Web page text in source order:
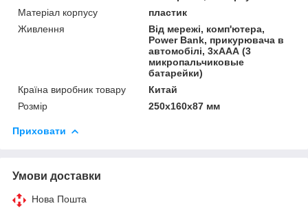
Матеріал корпусу
пластик
Живлення
Від мережі, комп'ютера,
Power Bank, прикурювача в
автомобілі, 3хААА (3
микропальчиковые
батарейки)
Країна виробник товару
Китай
Розмір
250х160х87 мм
Приховати
Умови доставки
Нова Пошта